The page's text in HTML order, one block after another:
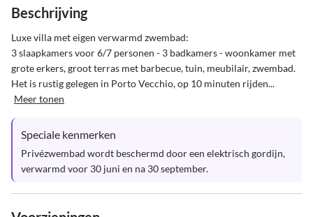
Beschrijving
Luxe villa met eigen verwarmd zwembad:
3 slaapkamers voor 6/7 personen - 3 badkamers - woonkamer met
grote erkers, groot terras met barbecue, tuin, meubilair, zwembad.
Het is rustig gelegen in Porto Vecchio, op 10 minuten rijden...
Meer tonen
Speciale kenmerken
Privézwembad wordt beschermd door een elektrisch gordijn,
verwarmd voor 30 juni en na 30 september.